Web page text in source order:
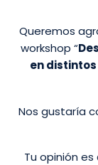
Queremos
workshop “
en
Nos gustaría
Tu opinión